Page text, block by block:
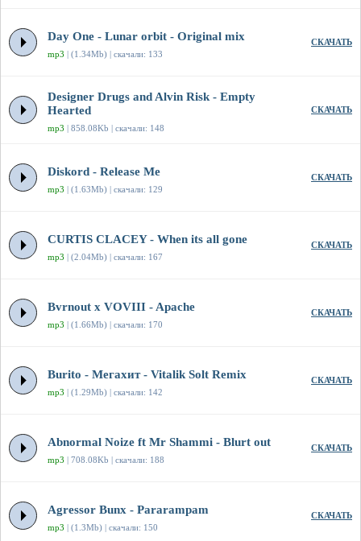
Day One - Lunar orbit - Original mix
mp3 | (1.34Mb) | скачали: 133
СКАЧАТЬ
Designer Drugs and Alvin Risk - Empty
Hearted
mp3 | 858.08Kb | скачали: 148
СКАЧАТЬ
Diskord - Release Me
mp3 | (1.63Mb) | скачали: 129
СКАЧАТЬ
CURTIS CLACEY - When its all gone
mp3 | (2.04Mb) | скачали: 167
СКАЧАТЬ
Bvrnout x VOVIII - Apache
mp3 | (1.66Mb) | скачали: 170
СКАЧАТЬ
Burito - Мегахит - Vitalik Solt Remix
mp3 | (1.29Mb) | скачали: 142
СКАЧАТЬ
Abnormal Noize ft Mr Shammi - Blurt out
mp3 | 708.08Kb | скачали: 188
СКАЧАТЬ
Agressor Bunx - Pararampam
mp3 | (1.3Mb) | скачали: 150
СКАЧАТЬ